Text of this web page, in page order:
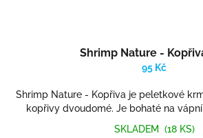
Shrimp Nature -
95 Kč
Shrimp Nature - Kopřiva je peletkové
kopřivy dvoudomé. Je bohaté na
SKLADEM (18 KS)